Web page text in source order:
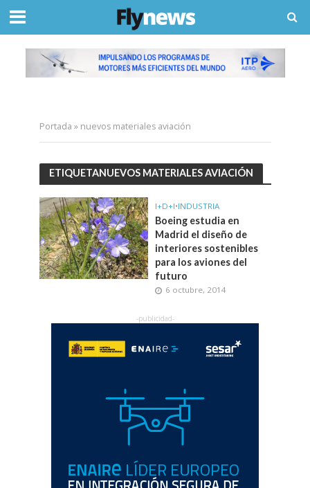
Portada » nuevos materiales aviación
ETIQUETANUEVOS MATERIALES AVIACIÓN
I+D+I•INDUSTRIA
Boeing estudia en
Madrid el diseño de
interiores sostenibles
para los aviones del
futuro
6 octubre, 2014